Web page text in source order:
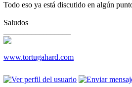
Todo eso ya está discutido en algún
Saludos
www.tortugahard.com